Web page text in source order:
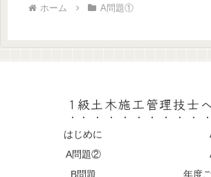
ホーム A問題①
1級土木施工管理技士
はじめに
A問題②
B問題
年度